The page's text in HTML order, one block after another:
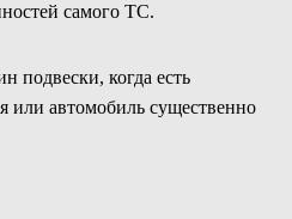
самого ТС.
подвески, когда есть
или автомобиль существенно